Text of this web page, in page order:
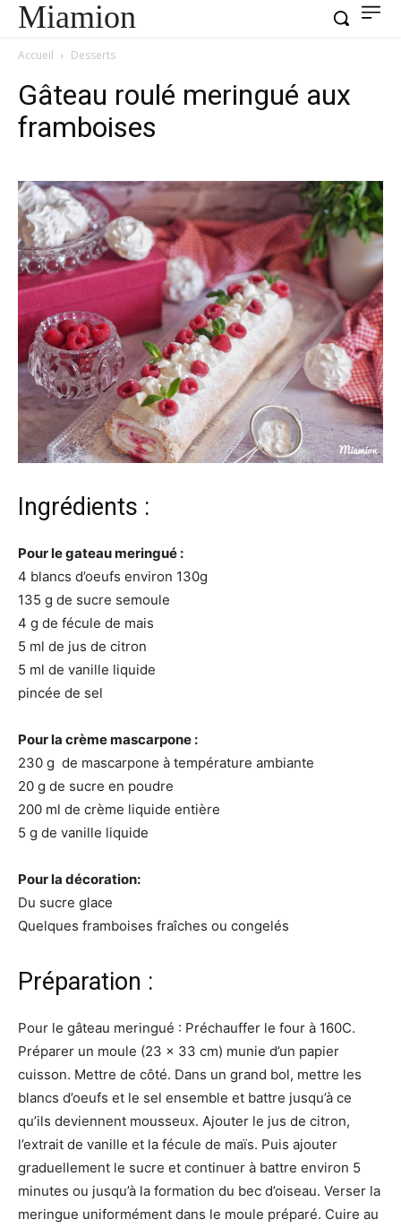
Miamion
Accueil Desserts
Gâteau roulé meringué aux
framboises
Ingrédients :
Pour le gateau meringué :
4 blancs d’oeufs environ 130g
135 g de sucre semoule
4 g de fécule de mais
5 ml de jus de citron
5 ml de vanille liquide
pincée de sel
Pour la crème mascarpone :
230 g de mascarpone à température ambiante
20 g de sucre en poudre
200 ml de crème liquide entière
5 g de vanille liquide
Pour la décoration:
Du sucre glace
Quelques framboises fraîches ou congelés
Préparation :
Pour le gâteau meringué : Préchauffer le four à 160C.
Préparer un moule (23 x 33 cm) munie d’un papier
cuisson. Mettre de côté. Dans un grand bol, mettre les
blancs d’oeufs et le sel ensemble et battre jusqu’à ce
qu’ils deviennent mousseux. Ajouter le jus de citron,
l’extrait de vanille et la fécule de maïs. Puis ajouter
graduellement le sucre et continuer à battre environ 5
minutes ou jusqu’à la formation du bec d’oiseau. Verser la
meringue uniformément dans le moule préparé. Cuire au